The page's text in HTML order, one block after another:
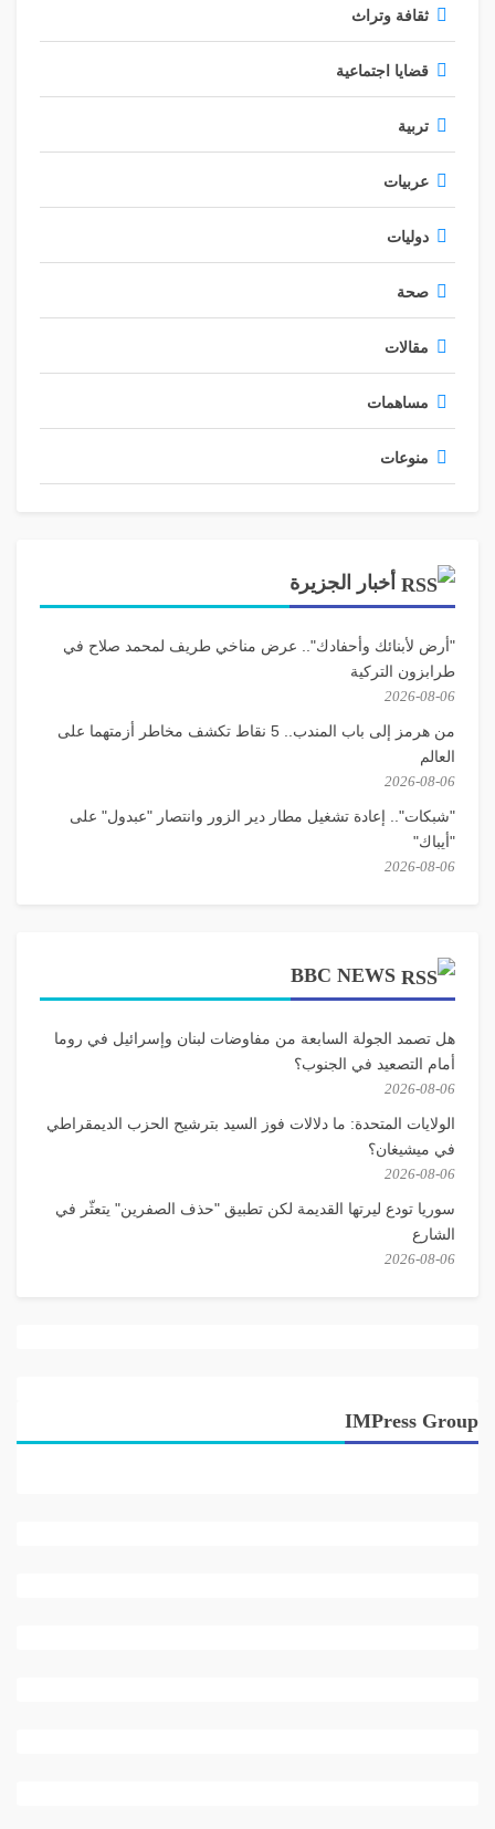
ثقافة وتراث
قضايا اجتماعية
تربية
عربيات
دوليات
صحة
مقالات
مساهمات
منوعات
أخبار الجزيرة
"أرض لأبنائك وأحفادك".. عرض مناخي طريف لمحمد صلاح في
طرابزون التركية
2026-08-06
من هرمز إلى باب المندب.. 5 نقاط تكشف مخاطر أزمتهما على
العالم
2026-08-06
"شبكات".. إعادة تشغيل مطار دير الزور وانتصار "عبدول" على
"أيباك"
2026-08-06
BBC NEWS
هل تصمد الجولة السابعة من مفاوضات لبنان وإسرائيل في روما
أمام التصعيد في الجنوب؟
2026-08-06
الولايات المتحدة: ما دلالات فوز السيد بترشيح الحزب الديمقراطي
في ميشيغان؟
2026-08-06
سوريا تودع ليرتها القديمة لكن تطبيق "حذف الصفرين" يتعثّر في
الشارع
2026-08-06
IMPress Group